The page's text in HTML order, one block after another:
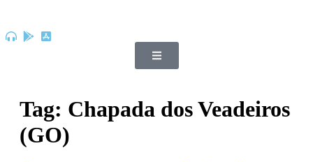
Tag: Chapada dos Veadeiros
(GO)